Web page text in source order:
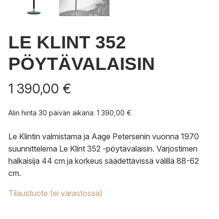
LE KLINT 352
PÖYTÄVALAISIN
1 390,00 €
Alin hinta 30 päivän aikana: 1 390,00 €
Le Klintin valmistama ja Aage Petersenin vuonna 1970
suunnittelema Le Klint 352 -pöytävalaisin. Varjostimen
halkaisija 44 cm ja korkeus säädettävissä välillä 88-62
cm.
Tilaustuote (ei varastossa)